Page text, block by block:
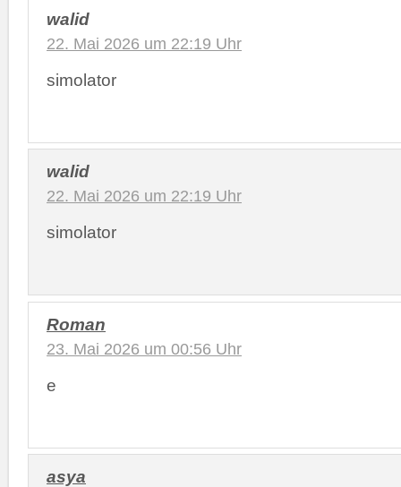
walid
22. Mai 2026 um 22:19 Uhr
simolator
walid
22. Mai 2026 um 22:19 Uhr
simolator
Roman
23. Mai 2026 um 00:56 Uhr
e
asya